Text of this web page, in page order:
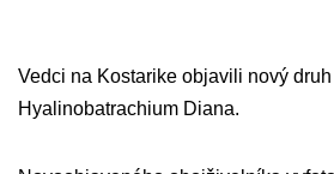
Vedci na Kostarike objavili nový
Hyalinobatrachium Diana.